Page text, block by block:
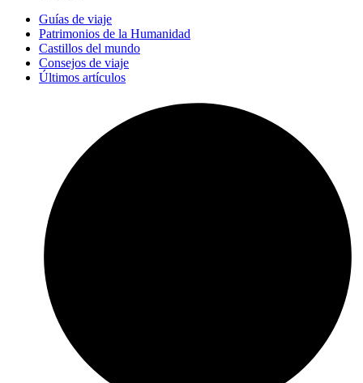
Guías de viaje
Patrimonios de la Humanidad
Castillos del mundo
Consejos de viaje
Últimos artículos